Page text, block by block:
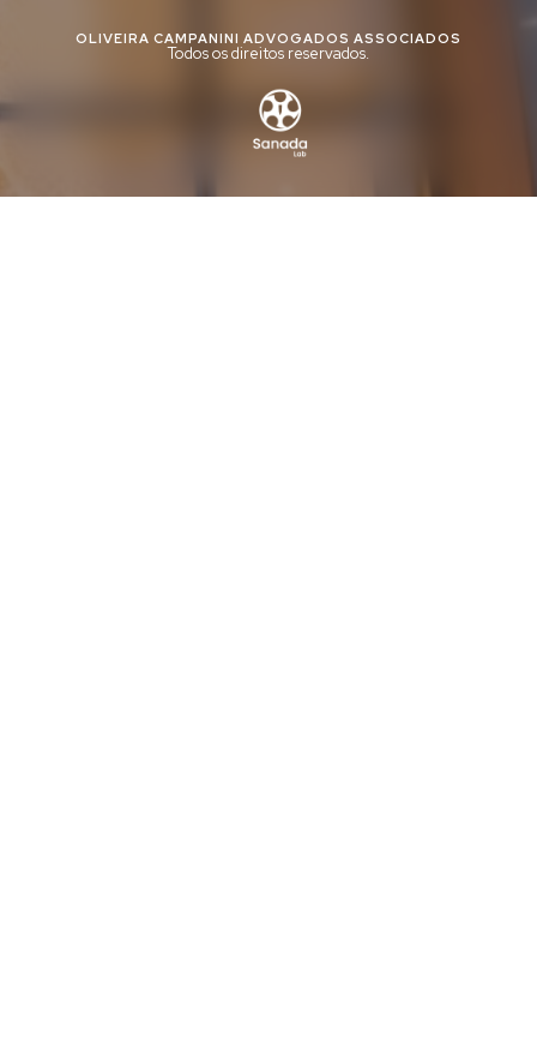
OLIVEIRA CAMPANINI ADVOGADOS ASSOCIADOS
Todos os direitos reservados.